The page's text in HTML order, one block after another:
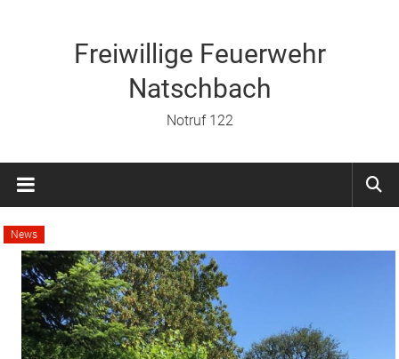
Freiwillige Feuerwehr
Natschbach
Notruf 122
News